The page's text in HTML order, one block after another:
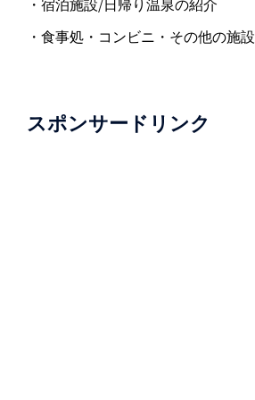
・宿泊施設/日帰り温泉の紹介
・食事処・コンビニ・その他の施設
スポンサードリンク